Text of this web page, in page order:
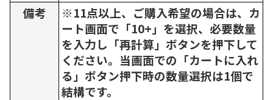
備考
※11点以上、ご購入希望の場合は、カ
ート画面で「10+」を選択、必要数量
を入力し「再計算」ボタンを押下して
ください。当画面での「カートに入れ
る」ボタン押下時の数量選択は1個で
結構です。